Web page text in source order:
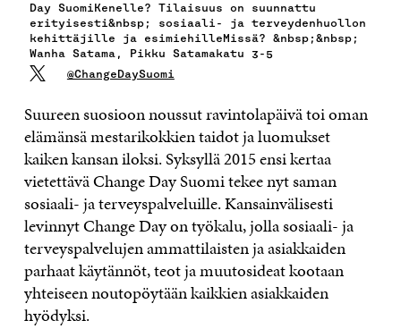
Day SuomiKenelle? Tilaisuus on suunnattu
erityisesti&nbsp; sosiaali- ja terveydenhuollon
kehittäjille ja esimiehilleMissä? &nbsp;&nbsp;
Wanha Satama, Pikku Satamakatu 3-5
@ChangeDaySuomi
Suureen suosioon noussut ravintolapäivä toi oman
elämänsä mestarikokkien taidot ja luomukset
kaiken kansan iloksi. Syksyllä 2015 ensi kertaa
vietettävä Change Day Suomi tekee nyt saman
sosiaali- ja terveyspalveluille. Kansainvälisesti
levinnyt Change Day on työkalu, jolla sosiaali- ja
terveyspalvelujen ammattilaisten ja asiakkaiden
parhaat käytännöt, teot ja muutosideat kootaan
yhteiseen noutopöytään kaikkien asiakkaiden
hyödyksi.